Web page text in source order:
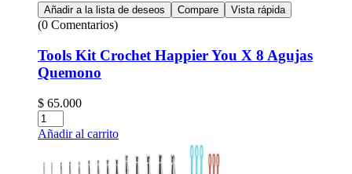
Añadir a la lista de deseos Compare Vista rápida
(0 Comentarios)
Tools Kit Crochet Happier You X 8 Agujas
Quemono
$ 65.000
Cantidad:
Añadir al carrito